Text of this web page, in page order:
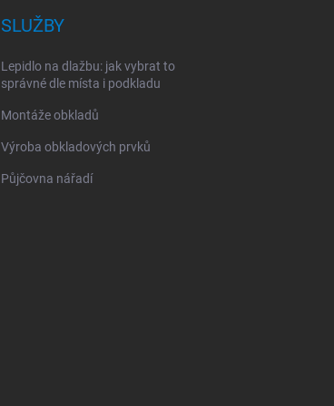
SLUŽBY
Lepidlo na dlažbu: jak vybrat to
správné dle místa i podkladu
Montáže obkladů
Výroba obkladových prvků
Půjčovna nářadí